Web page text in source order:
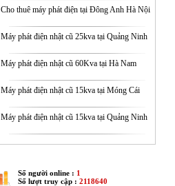
CUNG CẤP MÁY PHÁT ĐIỆN CUMMINS
350KVA CÁT BÀ HẢI PHÒNG
Cho thuê máy phát điện tại Đông Anh Hà Nội
Máy phát điện nhật cũ 25kva tại Quảng Ninh
Máy phát điện nhật cũ 60Kva tại Hà Nam
Máy phát điện nhật cũ 15kva tại Móng Cái
Máy phát điện nhật cũ 15kva tại Quảng Ninh
Số người online : 1
Số lượt truy cập : 2118640